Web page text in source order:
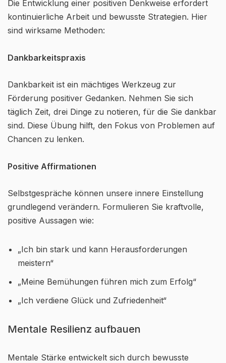
Die Entwicklung einer positiven Denkweise erfordert
kontinuierliche Arbeit und bewusste Strategien. Hier
sind wirksame Methoden:
Dankbarkeitspraxis
Dankbarkeit ist ein mächtiges Werkzeug zur
Förderung positiver Gedanken. Nehmen Sie sich
täglich Zeit, drei Dinge zu notieren, für die Sie dankbar
sind. Diese Übung hilft, den Fokus von Problemen auf
Chancen zu lenken.
Positive Affirmationen
Selbstgespräche können unsere innere Einstellung
grundlegend verändern. Formulieren Sie kraftvolle,
positive Aussagen wie:
„Ich bin stark und kann Herausforderungen
meistern“
„Meine Bemühungen führen mich zum Erfolg“
„Ich verdiene Glück und Zufriedenheit“
Mentale Resilienz aufbauen
Mentale Stärke entwickelt sich durch bewusste